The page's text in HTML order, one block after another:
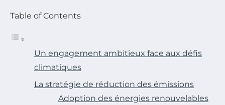
Table of Contents
Un engagement ambitieux face aux défis
climatiques
La stratégie de réduction des émissions
Adoption des énergies renouvelables